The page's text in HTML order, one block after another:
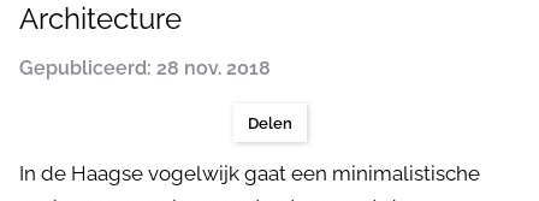
Architecture
Gepubliceerd: 28 nov. 2018
Delen
In de Haagse vogelwijk gaat een minimalistische